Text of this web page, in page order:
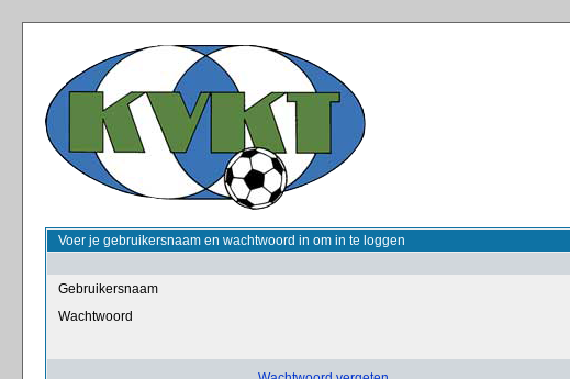
Voer je gebruikersnaam en wachtwoord in om in te loggen
Gebruikersnaam
Wachtwoord